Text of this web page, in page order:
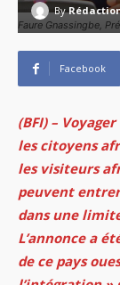
Faure Gnassingbe,
By
Facebook
(BFI) –
les citoyens
les visiteurs
peuvent
dans une
L’annonce a
de ce pays